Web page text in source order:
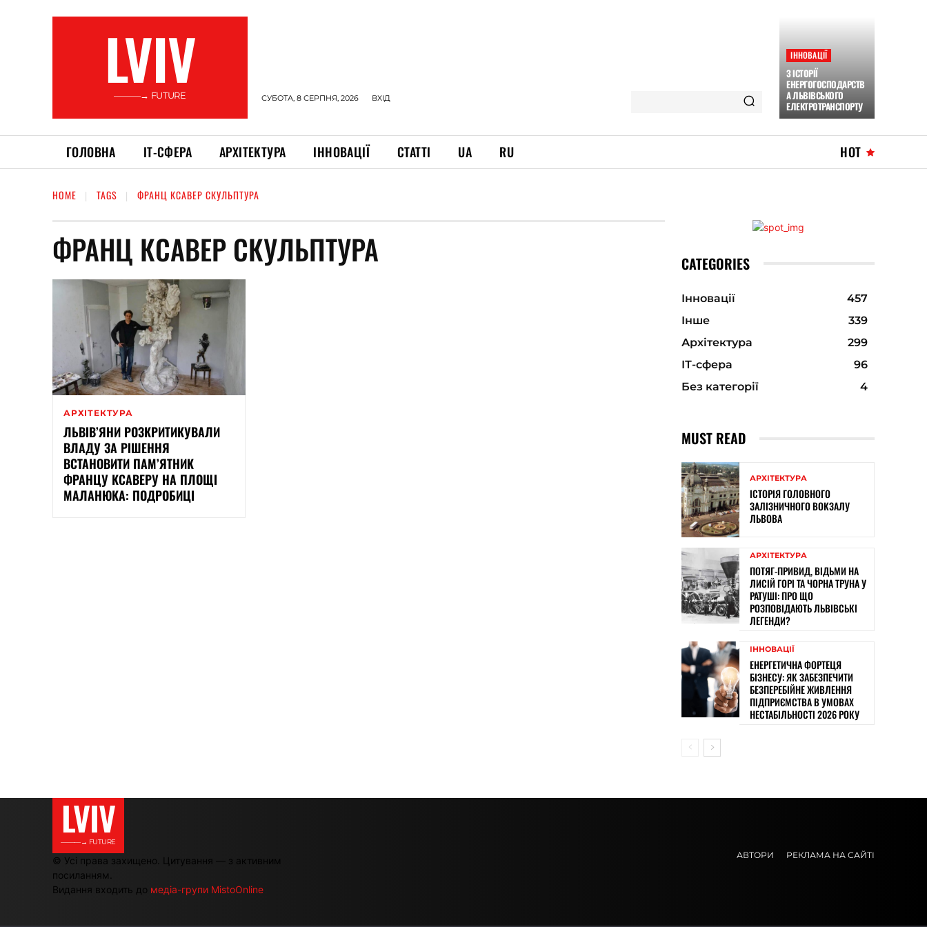
LVIV
———→ FUTURE СУБОТА, 8 СЕРПНЯ, 2026 ВХІД
ІННОВАЦІЇ
З ІСТОРІЇ
ЕНЕРГОГОСПОДАРСТВ
А ЛЬВІВСЬКОГО
ЕЛЕКТРОТРАНСПОРТУ
ГОЛОВНА ІТ-СФЕРА АРХІТЕКТУРА ІННОВАЦІЇ СТАТТІ UA RU HOT
HOME TAGS ФРАНЦ КСАВЕР СКУЛЬПТУРА
ФРАНЦ КСАВЕР СКУЛЬПТУРА
АРХІТЕКТУРА
ЛЬВІВ’ЯНИ РОЗКРИТИКУВАЛИ
ВЛАДУ ЗА РІШЕННЯ
ВСТАНОВИТИ ПАМ’ЯТНИК
ФРАНЦУ КСАВЕРУ НА ПЛОЩІ
МАЛАНЮКА: ПОДРОБИЦІ
CATEGORIES
Інновації
457
Інше
339
Архітектура
299
ІТ-сфера
96
Без категорії
4
MUST READ
АРХІТЕКТУРА
ІСТОРІЯ ГОЛОВНОГО
ЗАЛІЗНИЧНОГО ВОКЗАЛУ
ЛЬВОВА
АРХІТЕКТУРА
ПОТЯГ-ПРИВИД, ВІДЬМИ НА
ЛИСІЙ ГОРІ ТА ЧОРНА ТРУНА У
РАТУШІ: ПРО ЩО
РОЗПОВІДАЮТЬ ЛЬВІВСЬКІ
ЛЕГЕНДИ?
ІННОВАЦІЇ
ЕНЕРГЕТИЧНА ФОРТЕЦЯ
БІЗНЕСУ: ЯК ЗАБЕЗПЕЧИТИ
БЕЗПЕРЕБІЙНЕ ЖИВЛЕННЯ
ПІДПРИЄМСТВА В УМОВАХ
НЕСТАБІЛЬНОСТІ 2026 РОКУ
LVIV
———→ FUTURE
© Усі права захищено. Цитування — з активним
посиланням.
Видання входить до медіа-групи MistoOnline
АВТОРИ РЕКЛАМА НА САЙТІ